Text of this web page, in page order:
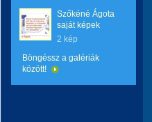
Szőkéné Ágota
saját képek
2 kép
Böngéssz a galériák
között!